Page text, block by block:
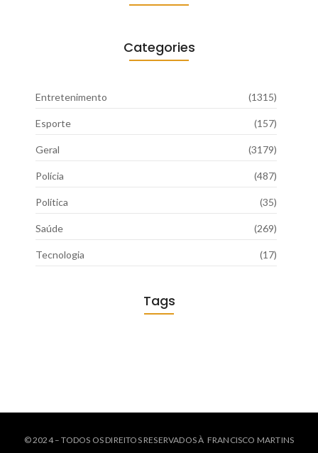
Categories
Entretenimento (1315)
Esporte (157)
Geral (3179)
Polícia (487)
Política (35)
Saúde (269)
Tecnologia (17)
Tags
© 2024 – TODOS OS DIREITOS RESERVADOS À FRANCISCO MARTINS